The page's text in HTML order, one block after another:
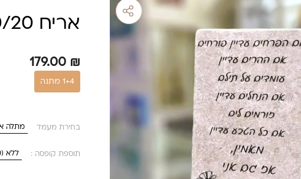
אריח 10/20- אמונה שניקה שקד
179.00 ₪
1+4 מתנה
בחירת מעמד
תוספת קופסה :